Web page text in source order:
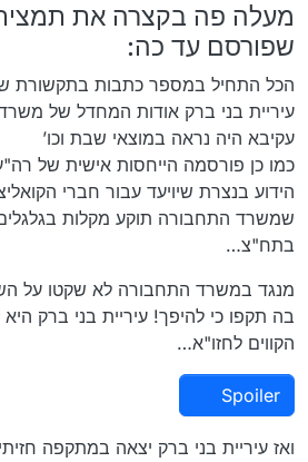
מעלה פה בקצרה את
שפורסם עד כה:
הכל התחיל במספר כתבות בתקשורת
עיריית בני ברק אודות המחדל של
עקיבא היה נראה במוצאי שבת וכו’
כמו כן פורסמה הייחסות אישית של
הידוע בנצרת שיויעד עבור חברי
שמשרד התחבורה תוקע מקלות
בתח"צ…
מנגד במשרד התחבורה לא שקטו על
בה תקפו כי להיפך! עיריית בני ברק
הקווים לחזו"א…
Spoiler
ואז עיריית בני ברק יצאה במתקפה